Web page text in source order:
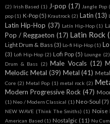
(2) Irish Based (1) J-pop (17) Jangle Pop
pop (1) K-Pop (5) Krautrock (2) Latin (13)
Latin Hip-Hop (37) Latín Hip-Hop (1)
Pop / Reggaeton (17) Latin Rock
Light Drum & Bass (3) Lo-fi Hip-Hop (1)
(3) Lofi Hip-Hop (2) Lofi Pop (5) Lounge (2)
Drum & Bass (2) Male Vocals (12)
Melodic Metal (39) Metal (41)
Core (2) Metal Pop (1) metal rock (2)
Modern Progressive Rock (47)
(1) Neo / Modern Classical (1) Neo-Soul (7)
NEW WAVE (Think The Smiths) (1) Noise
American Based (1) Nostalgic (11) Nu